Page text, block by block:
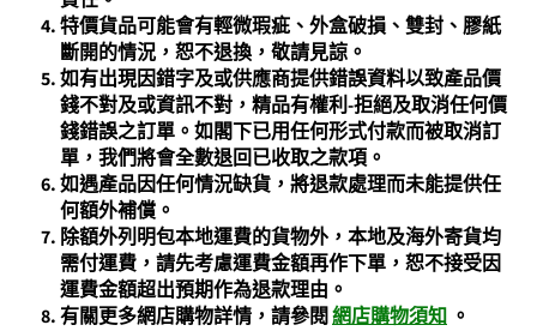
特價貨品可能會有輕微瑕疵、外盒破損、雙封、膠紙
斷開的情況，恕不退換，敬請見諒。
如有出現因錯字及或供應商提供錯誤資料以致產品價
錢不對及或資訊不對，精品有權利-拒絕及取消任何價
錢錯誤之訂單。如閣下已用任何形式付款而被取消訂
單，我們將會全數退回已收取之款項。
如遇產品因任何情況缺貨，將退款處理而未能提供任
何額外補償。
除額外列明包本地運費的貨物外，本地及海外寄貨均
需付運費，請先考慮運費金額再作下單，恕不接受因
運費金額超出預期作為退款理由。
有關更多網店購物詳情，請參閱 網店購物須知 。